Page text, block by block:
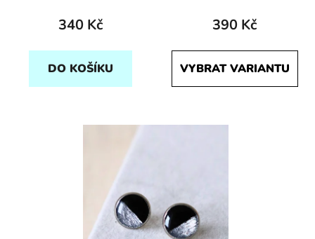
340 Kč
DO KOŠÍKU
390 Kč
VYBRAT VARIANTU